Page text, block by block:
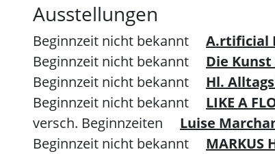
Ausstellungen
Beginnzeit nicht bekannt A.rtificial
Beginnzeit nicht bekannt
Die
Beginnzeit nicht bekannt
Hl.
Beginnzeit nicht bekannt
LIKE A
versch. Beginnzeiten
Luise
Beginnzeit nicht bekannt
MARKUS